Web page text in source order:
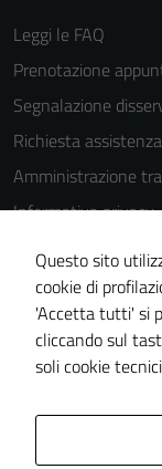
Leggi le FAQ
Prenotazione
Segnalazione
Richiesta assistenza
Amministrazione
Informativa privacy
Cookie Policy
Note legali
Dichiarazione di
Piano di
Questo sito
cookie di
'Accetta tutti' si
cliccando sul
soli cookie